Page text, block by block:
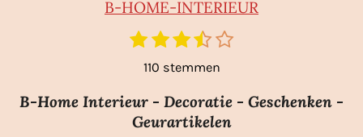
B-HOME-INTERIEUR
1
e
r
2
s
t
e
r
3
s
t
e
r
4
t
e
r
5
t
e
r
S
m
110 stemmen
B-Home Interieur - Decoratie - Geschenken -
Geurartikelen